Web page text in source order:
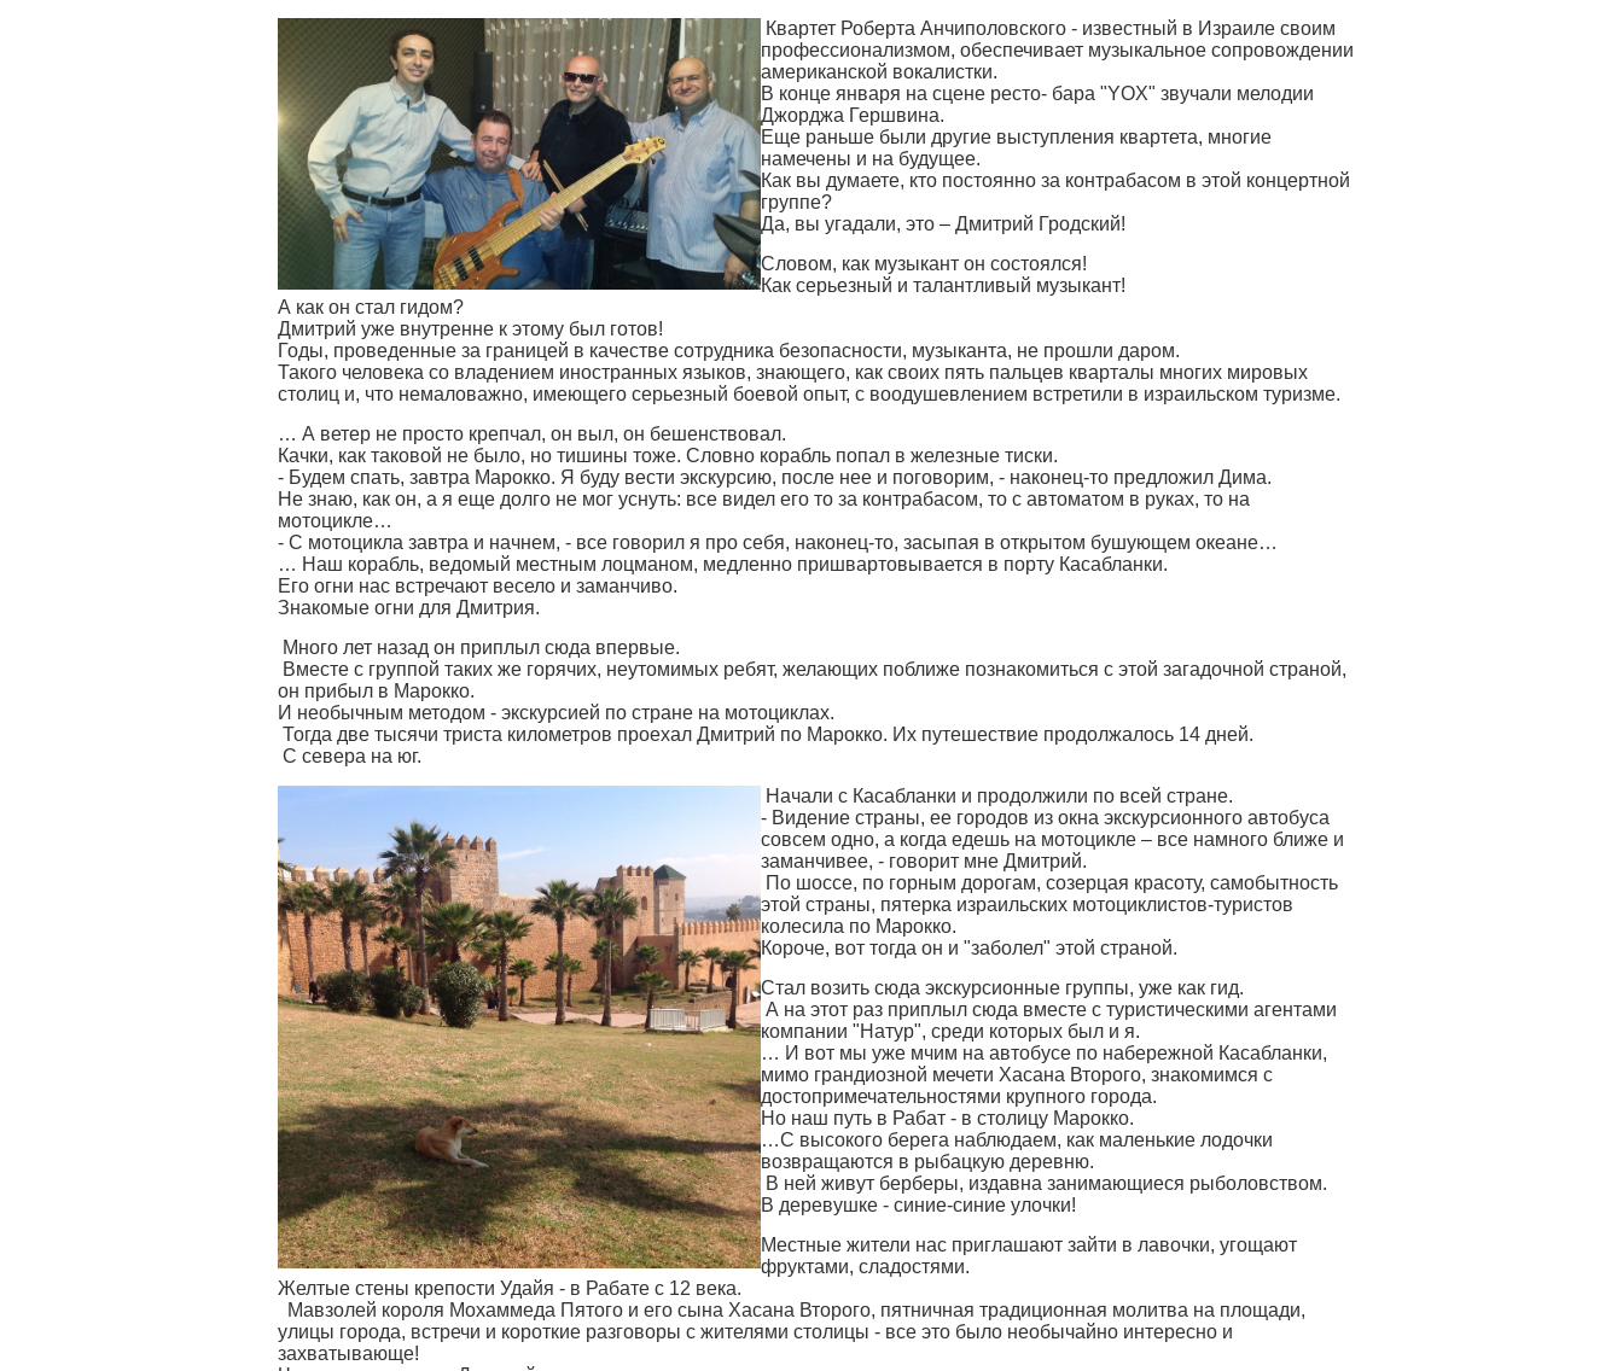
Квартет Роберта Анчиполовского - известный в Израиле своим
профессионализмом, обеспечивает музыкальное сопровождении
американской вокалистки.
В конце января на сцене ресто- бара "YOX" звучали мелодии
Джорджа Гершвина.
Еще раньше были другие выступления квартета, многие
намечены и на будущее.
Как вы думаете, кто постоянно за контрабасом в этой концертной
группе?
Да, вы угадали, это – Дмитрий Гродский!
Словом, как музыкант он состоялся!
Как серьезный и талантливый музыкант!
А как он стал гидом?
Дмитрий уже внутренне к этому был готов!
Годы, проведенные за границей в качестве сотрудника безопасности, музыканта, не прошли даром.
Такого человека со владением иностранных языков, знающего, как своих пять пальцев кварталы многих мировых
столиц и, что немаловажно, имеющего серьезный боевой опыт, с воодушевлением встретили в израильском туризме.
… А ветер не просто крепчал, он выл, он бешенствовал.
Качки, как таковой не было, но тишины тоже. Словно корабль попал в железные тиски.
- Будем спать, завтра Марокко. Я буду вести экскурсию, после нее и поговорим, - наконец-то предложил Дима.
Не знаю, как он, а я еще долго не мог уснуть: все видел его то за контрабасом, то с автоматом в руках, то на
мотоцикле…
- С мотоцикла завтра и начнем, - все говорил я про себя, наконец-то, засыпая в открытом бушующем океане…
… Наш корабль, ведомый местным лоцманом, медленно пришвартовывается в порту Касабланки.
Его огни нас встречают весело и заманчиво.
Знакомые огни для Дмитрия.
Много лет назад он приплыл сюда впервые.
Вместе с группой таких же горячих, неутомимых ребят, желающих поближе познакомиться с этой загадочной страной,
он прибыл в Марокко.
И необычным методом - экскурсией по стране на мотоциклах.
Тогда две тысячи триста километров проехал Дмитрий по Марокко. Их путешествие продолжалось 14 дней.
С севера на юг.
Начали с Касабланки и продолжили по всей стране.
- Видение страны, ее городов из окна экскурсионного автобуса
совсем одно, а когда едешь на мотоцикле – все намного ближе и
заманчивее, - говорит мне Дмитрий.
По шоссе, по горным дорогам, созерцая красоту, самобытность
этой страны, пятерка израильских мотоциклистов-туристов
колесила по Марокко.
Короче, вот тогда он и "заболел" этой страной.
Стал возить сюда экскурсионные группы, уже как гид.
А на этот раз приплыл сюда вместе с туристическими агентами
компании "Натур", среди которых был и я.
… И вот мы уже мчим на автобусе по набережной Касабланки,
мимо грандиозной мечети Хасана Второго, знакомимся с
достопримечательностями крупного города.
Но наш путь в Рабат - в столицу Марокко.
…С высокого берега наблюдаем, как маленькие лодочки
возвращаются в рыбацкую деревню.
В ней живут берберы, издавна занимающиеся рыболовством.
В деревушке - синие-синие улочки!
Местные жители нас приглашают зайти в лавочки, угощают
фруктами, сладостями.
Желтые стены крепости Удайя - в Рабате с 12 века.
Мавзолей короля Мохаммеда Пятого и его сына Хасана Второго, пятничная традиционная молитва на площади,
улицы города, встречи и короткие разговоры с жителями столицы - все это было необычайно интересно и
захватывающе!